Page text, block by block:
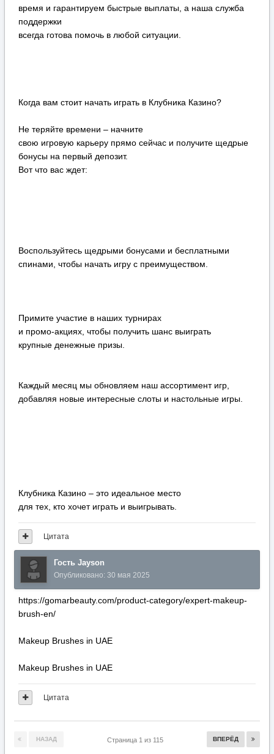
время и гарантируем быстрые выплаты, а наша служба
поддержки
всегда готова помочь в любой ситуации.
Когда вам стоит начать играть в Клубника Казино?
Не теряйте времени – начните
свою игровую карьеру прямо сейчас и получите щедрые
бонусы на первый депозит.
Вот что вас ждет:
Воспользуйтесь щедрыми бонусами и бесплатными
спинами, чтобы начать игру с преимуществом.
Примите участие в наших турнирах
и промо-акциях, чтобы получить шанс выиграть
крупные денежные призы.
Каждый месяц мы обновляем наш ассортимент игр,
добавляя новые интересные слоты и настольные игры.
Клубника Казино – это идеальное место
для тех, кто хочет играть и выигрывать.
Цитата
Гость Jayson
Опубликовано: 30 мая 2025
https://gomarbeauty.com/product-category/expert-makeup-
brush-en/
Makeup Brushes in UAE
Makeup Brushes in UAE
Цитата
НАЗАД ВПЕРЁД
Страница 1 из 115